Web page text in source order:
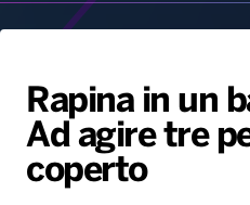
Palinsesto
Hit
PALATOUR
Notizie
Locali
Musica e
Sport
Playlist
Notiziario
Interviste
Gallery
Radio Norba
Voce al Bari
Rapina in un
Ad agire tre
coperto